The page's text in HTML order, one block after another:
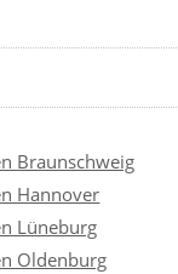
Braunschweig
Hannover
Lüneburg
Oldenburg